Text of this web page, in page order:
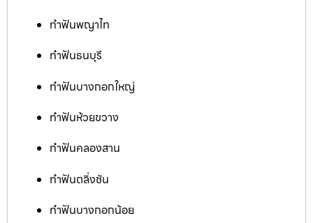
ทำฟันพญาไท
ทำฟันธนบุรี
ทำฟันบางกอกใหญ่
ทำฟันห้วยขวาง
ทำฟันคลองสาน
ทำฟันตลิ่งชัน
ทำฟันบางกอกน้อย